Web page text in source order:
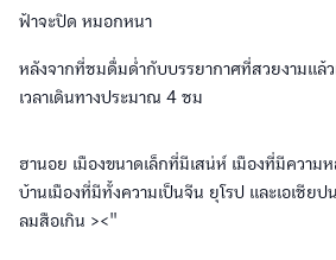
ฟ้าจะปิด หมอกหนา
หลังจากที่ชมดื่มด่ำกับบรรยากาศที่สวยงามแล้ว
เวลาเดินทางประมาณ 4 ชม
ฮานอย เมืองขนาดเล็กที่มีเสน่ห์ เมืองที่มีความ
บ้านเมืองที่มีทั้งความเป็นจีน ยุโรป และเอเชีย
ลมสือเกิน ><"